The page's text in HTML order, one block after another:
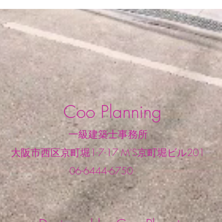
阪 設計事務所 Cooplanning
施
Coo Planning
級建築士事務所
大阪市西区京町堀1-7-17 M'S京町堀ビル201
6444-6750